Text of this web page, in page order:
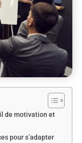
de motivation et
pour s’adapter